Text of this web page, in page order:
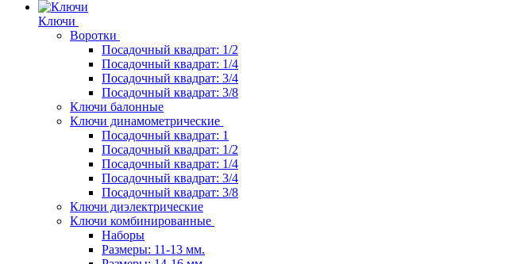
Ключи
Воротки
Посадочный квадрат: 1/2
Посадочный квадрат: 1/4
Посадочный квадрат: 3/4
Посадочный квадрат: 3/8
Ключи балонные
Ключи динамометрические
Посадочный квадрат: 1
Посадочный квадрат: 1/2
Посадочный квадрат: 1/4
Посадочный квадрат: 3/4
Посадочный квадрат: 3/8
Ключи диэлектрические
Ключи комбинированные
Наборы
Размеры: 11-13 мм.